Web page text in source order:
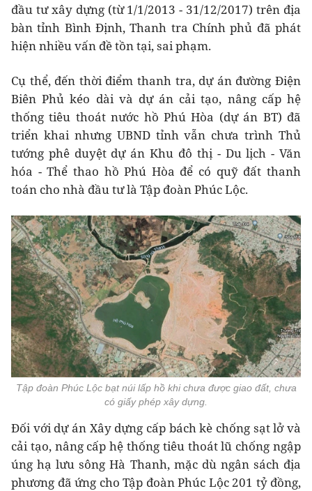
đầu tư xây dựng (từ 1/1/2013 - 31/12/2017) trên địa
bàn tỉnh Bình Định, Thanh tra Chính phủ đã phát
hiện nhiều vấn đề tồn tại, sai phạm.
Cụ thể, đến thời điểm thanh tra, dự án đường Điện
Biên Phủ kéo dài và dự án cải tạo, nâng cấp hệ
thống tiêu thoát nước hồ Phú Hòa (dự án BT) đã
triển khai nhưng UBND tỉnh vẫn chưa trình Thủ
tướng phê duyệt dự án Khu đô thị - Du lịch - Văn
hóa - Thể thao hồ Phú Hòa để có quỹ đất thanh
toán cho nhà đầu tư là Tập đoàn Phúc Lộc.
Tập đoàn Phúc Lộc bạt núi lấp hồ khi chưa được giao đất, chưa
có giấy phép xây dựng.
Đối với dự án Xây dựng cấp bách kè chống sạt lở và
cải tạo, nâng cấp hệ thống tiêu thoát lũ chống ngập
úng hạ lưu sông Hà Thanh, mặc dù ngân sách địa
phương đã ứng cho Tập đoàn Phúc Lộc 201 tỷ đồng,